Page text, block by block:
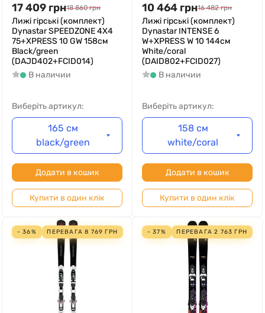
17 409 грн18 860 грн
Лижі гірські (комплект)
Dynastar SPEEDZONE 4X4
75+XPRESS 10 GW 158см
Black/green
(DAJD402+FCID014)
В наличии
Виберіть артикул:
165 см
black/green
Додати в кошик
Купити в один клік
10 464 грн16 482 грн
Лижі гірські (комплект)
Dynastar INTENSE 6
W+XPRESS W 10 144см
White/coral
(DAID802+FCID027)
В наличии
Виберіть артикул:
158 см
white/coral
Додати в кошик
Купити в один клік
- 36% ПЕРЕВАГА8 769 ГРН - 37% ПЕРЕВАГА2 763 ГРН